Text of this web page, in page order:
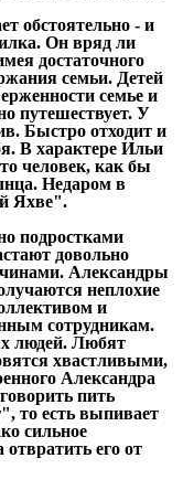
обстоятельно - и
Он вряд ли
достаточного
семьи. Детей
семье и
путешествует. У
Быстро отходит и
В характере Ильи
человек, как бы
Недаром в
Яхве".
подростками
довольно
Александры
неплохие
и
сотрудникам.
людей. Любят
хвастливыми,
Александра
пить
то есть выпивает
сильное
отвратить его от